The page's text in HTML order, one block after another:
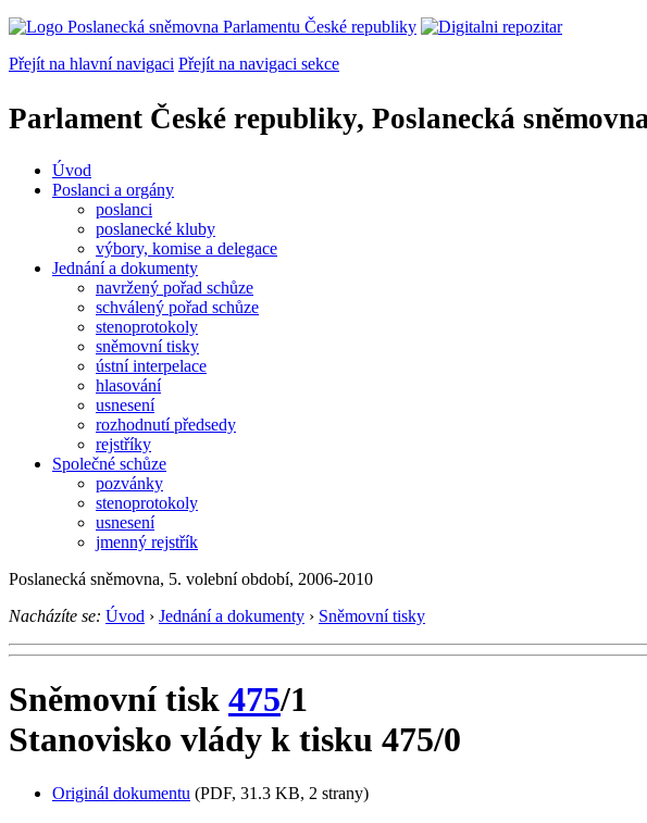
Přejít na hlavní navigaci Přejít na navigaci sekce
Parlament České republiky, Poslanecká
Úvod
Poslanci a orgány
poslanci
poslanecké kluby
výbory, komise a delegace
Jednání a dokumenty
navržený pořad schůze
schválený pořad schůze
stenoprotokoly
sněmovní tisky
ústní interpelace
hlasování
usnesení
rozhodnutí předsedy
rejstříky
Společné schůze
pozvánky
stenoprotokoly
usnesení
jmenný rejstřík
Poslanecká sněmovna, 5. volební období, 2006-2010
Nacházíte se: Úvod › Jednání a dokumenty › Sněmovní tisky
Sněmovní tisk 475/1
Stanovisko vlády k tisku 475/0
Originál dokumentu (PDF, 31.3 KB, 2 strany)